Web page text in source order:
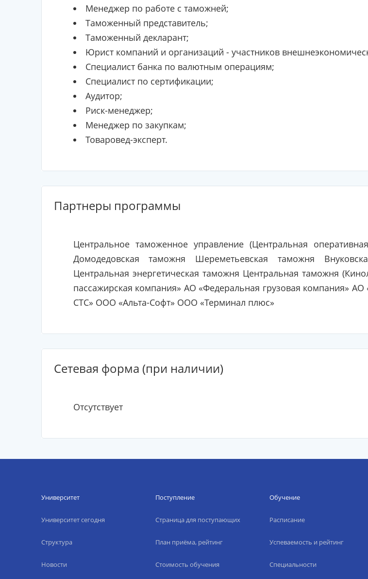
Менеджер по работе с таможней;
Таможенный представитель;
Таможенный декларант;
Юрист компаний и организаций - участников
Специалист банка по валютным операциям;
Специалист по сертификации;
Аудитор;
Риск-менеджер;
Менеджер по закупкам;
Товаровед-эксперт.
Партнеры программы
Центральное таможенное управление (Центральная
Домодедовская таможня Шереметьевская таможня
Центральная энергетическая таможня Центральная таможня
пассажирская компания» АО «Федеральная грузовая компания»
СТС» ООО «Альта-Софт» ООО «Терминал плюс»
Сетевая форма (при наличии)
Отсутствует
Университет
Университет сегодня
Структура
Новости
Поступление
Страница для поступающих
План приёма, рейтинг
Стоимость обучения
Обучение
Расписание
Успеваемость и рейтинг
Специальности